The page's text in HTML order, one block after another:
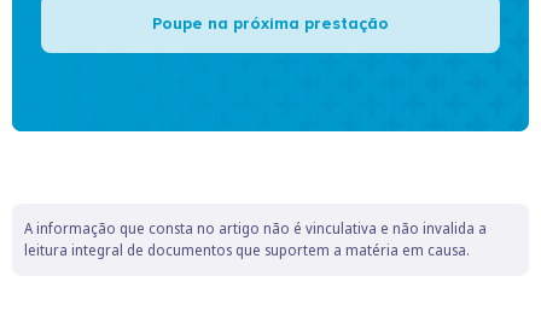
Poupe na próxima prestação
A informação que consta no artigo não é vinculativa e não invalida a
leitura integral de documentos que suportem a matéria em causa.